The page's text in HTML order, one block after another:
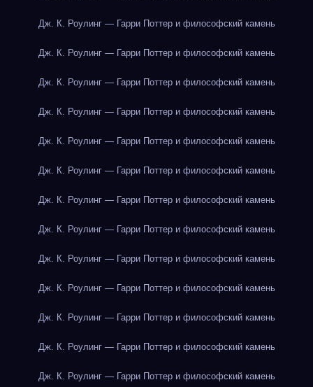
Дж. К. Роулинг — Гарри Поттер и философский камень
Дж. К. Роулинг — Гарри Поттер и философский камень
Дж. К. Роулинг — Гарри Поттер и философский камень
Дж. К. Роулинг — Гарри Поттер и философский камень
Дж. К. Роулинг — Гарри Поттер и философский камень
Дж. К. Роулинг — Гарри Поттер и философский камень
Дж. К. Роулинг — Гарри Поттер и философский камень
Дж. К. Роулинг — Гарри Поттер и философский камень
Дж. К. Роулинг — Гарри Поттер и философский камень
Дж. К. Роулинг — Гарри Поттер и философский камень
Дж. К. Роулинг — Гарри Поттер и философский камень
Дж. К. Роулинг — Гарри Поттер и философский камень
Дж. К. Роулинг — Гарри Поттер и философский камень